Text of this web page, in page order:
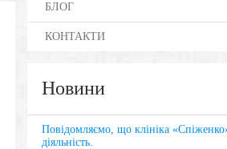
БЛОГ
КОНТАКТИ
Новини
Повідомляємо, що клініка
діяльність.